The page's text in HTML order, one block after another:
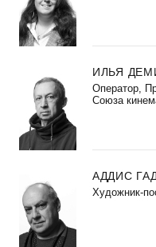
ИЛЬЯ
Оператор,
Союза
АДДИС
Художник-